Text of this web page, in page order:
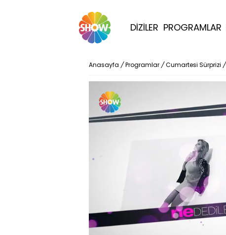
DİZİLER PROGRAMLAR
Anasayfa / Programlar / Cumartesi Sürprizi /